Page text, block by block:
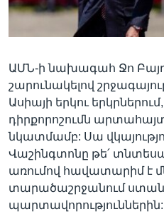
ԱՄՆ-ի նախագահ Ջո
շարունակելով
Ասիայի երկու
դիրքորոշումն
նկատմամբ: Սա
Վաշինգտոնը թե՛
առումով հավատարիմ է
տարածաշրջանում
պարտավորություններին: